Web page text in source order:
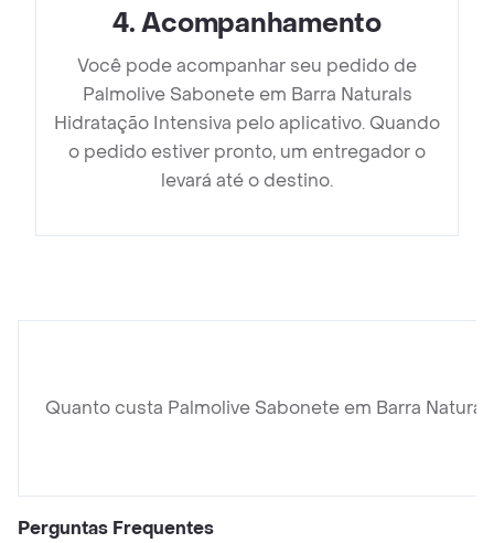
4.Acompanhamento
Você pode acompanhar seu pedido de
Palmolive Sabonete em Barra Naturals
Hidratação Intensiva pelo aplicativo. Quando
o pedido estiver pronto, um entregador o
levará até o destino.
Quanto custa Palmolive Sabonete em Barra
Perguntas Frequentes